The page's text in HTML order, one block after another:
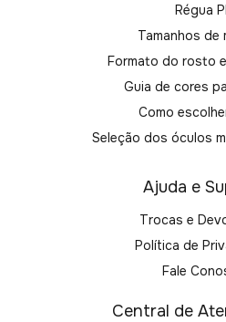
Régua
Tamanhos de
Formato do rosto
Guia de cores
Como
Seleção dos óculos
Ajuda e
Trocas e
Política de
Fale
Central de